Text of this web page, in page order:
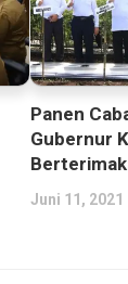
Panen
Gubernur
Juni 11, 2021